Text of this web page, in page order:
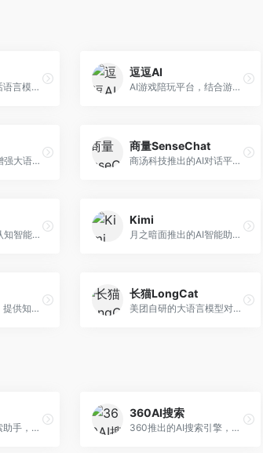
智谱AI研发的对话语言模型，支持中英双语交互。面向中文用户和开发者，提供知识问答、代码编写、文档解读等服务，开源生态完善，学术研究背景深厚。
逗逗AI
AI游戏陪玩平台，结合游戏理解和自然语言交互技术。面向游戏玩家，提供游戏攻略、陪玩互动、社交聊天等服务，游戏知识丰富，互动体验有趣。
百度研发的知识增强大语言模型，深度融合百度知识图谱和搜索能力。面向中文用户，提供知识问答、文本创作、逻辑推理等服务，中文语境理解准确，知识覆盖面广。
商量SenseChat
商汤科技推出的AI对话平台，结合计算机视觉和自然语言处理技术。面向企业用户和开发者，支持多模态交互，视觉理解能力强，适合智能客服和内容创作场景。
科大讯飞研发的认知智能大模型，深度融合语音识别和自然语言处理技术。面向企业用户和教育领域，提供语音交互、文档处理、代码生成等服务，中文语音识别准确率高。
Kimi
月之暗面推出的AI智能助手，核心优势在于超长文本处理能力，支持20万字以上文档分析。面向学术研究者、职场人士和内容创作者，提供文档解读、PPT生成、联网搜索等综合服务。
AI智能助手平台，提供知识问答、文本创作、文档处理等服务。面向普通用户和职场人士，操作简便，响应速度快，支持多场景应用。
长猫LongCat
美团自研的大语言模型对话平台，专注于本地生活服务场景。面向美团生态用户，提供智能推荐、服务问答等功能，本地生活知识覆盖全面。
阿里推出的AI搜索助手，专注于智能信息获取。面向普通用户，提供智能搜索、内容整理、知识问答等服务，与阿里生态深度整合。
360AI搜索
360推出的AI搜索引擎，专注于安全智能搜索。面向普通用户，提供智能问答、网页搜索、内容整理等服务，安全防护能力强。